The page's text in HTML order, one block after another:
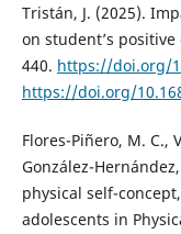
Tristán, J. (2025).
on student’s
440. https://doi.org/
https://doi.org/
Flores-Piñero, M. C.,
González-
physical self-
adolescents in